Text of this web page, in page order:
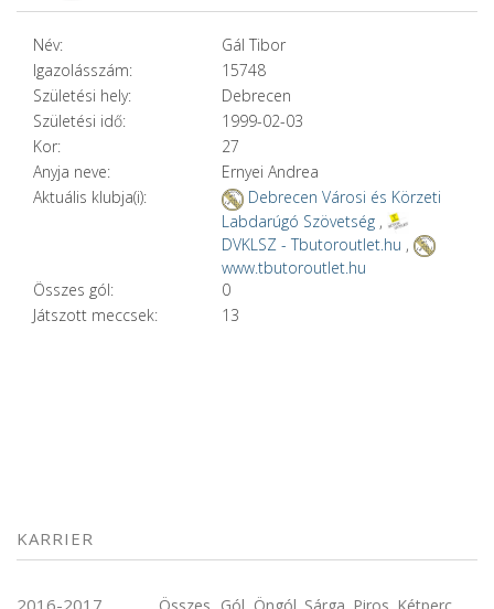
Név:
Gál Tibor
Igazolásszám:
15748
Születési hely:
Debrecen
Születési idő:
1999-02-03
Kor:
27
Anyja neve:
Ernyei Andrea
Aktuális klubja(i):
Debrecen Városi és Körzeti
Labdarúgó Szövetség,
DVKLSZ - Tbutoroutlet.hu ,
www.tbutoroutlet.hu
Összes gól:
0
Játszott meccsek:
13
KARRIER
2016-2017